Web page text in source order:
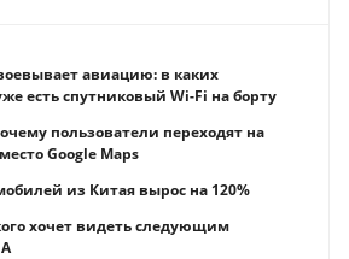
авиацию: в каких
есть спутниковый Wi-Fi на борту
пользователи переходят на
Google Maps
из Китая вырос на 120%
хочет видеть следующим